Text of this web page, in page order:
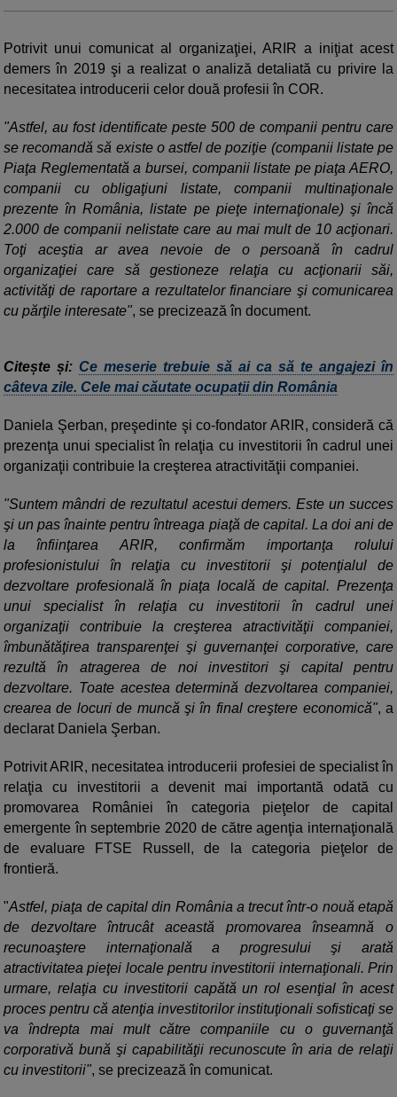
Potrivit unui comunicat al organizaţiei, ARIR a iniţiat acest
demers în 2019 şi a realizat o analiză detaliată cu privire la
necesitatea introducerii celor două profesii în COR.
"Astfel, au fost identificate peste 500 de companii pentru care
se recomandă să existe o astfel de poziţie (companii listate pe
Piaţa Reglementată a bursei, companii listate pe piaţa AERO,
companii cu obligaţiuni listate, companii multinaţionale
prezente în România, listate pe pieţe internaţionale) şi încă
2.000 de companii nelistate care au mai mult de 10 acţionari.
Toţi aceştia ar avea nevoie de o persoană în cadrul
organizaţiei care să gestioneze relaţia cu acţionarii săi,
activităţi de raportare a rezultatelor financiare şi comunicarea
cu părţile interesate", se precizează în document.
Citește și: Ce meserie trebuie să ai ca să te angajezi în
câteva zile. Cele mai căutate ocupații din România
Daniela Şerban, preşedinte şi co-fondator ARIR, consideră că
prezenţa unui specialist în relaţia cu investitorii în cadrul unei
organizaţii contribuie la creşterea atractivităţii companiei.
"Suntem mândri de rezultatul acestui demers. Este un succes
şi un pas înainte pentru întreaga piaţă de capital. La doi ani de
la înfiinţarea ARIR, confirmăm importanţa rolului
profesionistului în relaţia cu investitorii şi potenţialul de
dezvoltare profesională în piaţa locală de capital. Prezenţa
unui specialist în relaţia cu investitorii în cadrul unei
organizaţii contribuie la creşterea atractivităţii companiei,
îmbunătăţirea transparenţei şi guvernanţei corporative, care
rezultă în atragerea de noi investitori şi capital pentru
dezvoltare. Toate acestea determină dezvoltarea companiei,
crearea de locuri de muncă şi în final creştere economică", a
declarat Daniela Şerban.
Potrivit ARIR, necesitatea introducerii profesiei de specialist în
relaţia cu investitorii a devenit mai importantă odată cu
promovarea României în categoria pieţelor de capital
emergente în septembrie 2020 de către agenţia internaţională
de evaluare FTSE Russell, de la categoria pieţelor de
frontieră.
"Astfel, piaţa de capital din România a trecut într-o nouă etapă
de dezvoltare întrucât această promovarea înseamnă o
recunoaştere internaţională a progresului şi arată
atractivitatea pieţei locale pentru investitorii internaţionali. Prin
urmare, relaţia cu investitorii capătă un rol esenţial în acest
proces pentru că atenţia investitorilor instituţionali sofisticaţi se
va îndrepta mai mult către companiile cu o guvernanţă
corporativă bună şi capabilităţii recunoscute în aria de relaţii
cu investitorii", se precizează în comunicat.